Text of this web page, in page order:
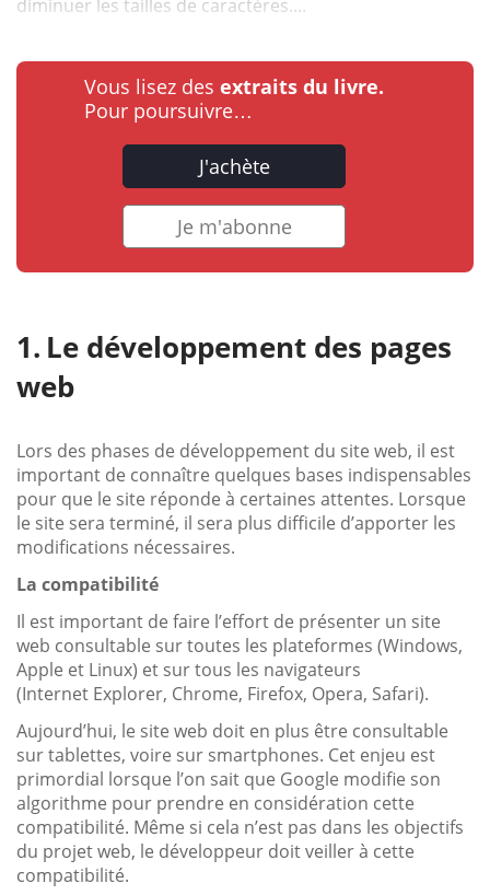
diminuer les tailles de caractères....
Vous lisez des extraits du livre.
Pour poursuivre…
J'achète
Je m'abonne
Le développement des pages
web
Lors des phases de développement du site web, il est
important de connaître quelques bases indispensables
pour que le site réponde à certaines attentes. Lorsque
le site sera terminé, il sera plus difficile d’apporter les
modifications nécessaires.
La compatibilité
Il est important de faire l’effort de présenter un site
web consultable sur toutes les plateformes (Windows,
Apple et Linux) et sur tous les navigateurs
(Internet Explorer, Chrome, Firefox, Opera, Safari).
Aujourd’hui, le site web doit en plus être consultable
sur tablettes, voire sur smartphones. Cet enjeu est
primordial lorsque l’on sait que Google modifie son
algorithme pour prendre en considération cette
compatibilité. Même si cela n’est pas dans les objectifs
du projet web, le développeur doit veiller à cette
compatibilité.